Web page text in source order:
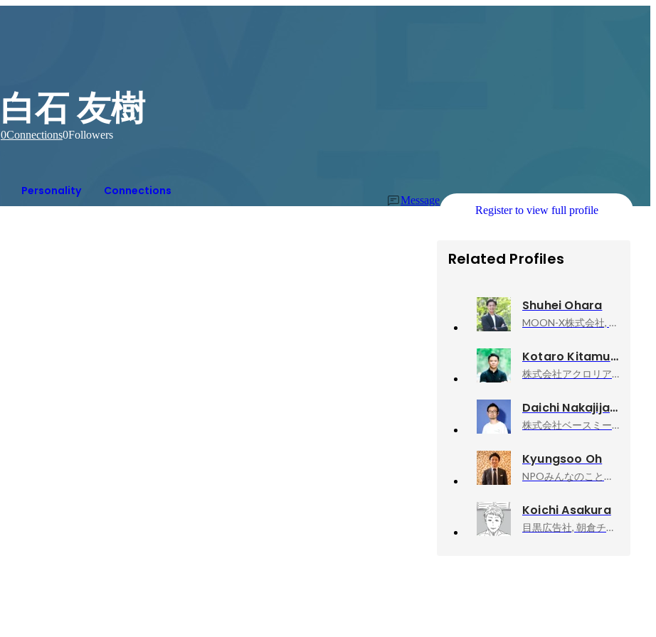
白石 友樹
0Connections0Followers
Personality Connections
Message
Register to view full profile
Related Profiles
Shuhei Ohara
MOON-X株式会社, VP, Head of CEO Office
Kotaro Kitamura
株式会社アクロリア, CEO
Daichi Nakajijapan Nakajima
株式会社ベースミー, テックリード
Kyungsoo Oh
NPOみんなのことば, 理事
Koichi Asakura
目黒広告社, 朝倉チーム／クリエイティブ・ディレクター